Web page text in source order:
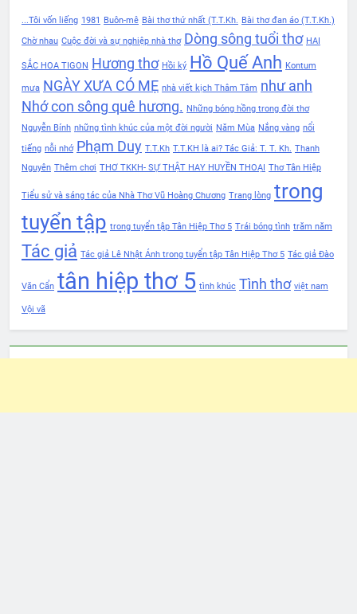
...Tôi vốn liếng 1981 Buôn-mê Bài thơ thứ nhất (T.T.Kh. Bài thơ đan áo (T.T.Kh.)
Chờ nhau Cuộc đời và sự nghiệp nhà thơ Dòng sông tuổi thơ HAI
SẮC HOA TIGON Hương thơ Hồi ký Hồ Quế Anh Kontum
mưa NGÀY XƯA CÓ MẸ nhà viết kịch Thâm Tâm như anh
Nhớ con sông quê hương. Những bóng hồng trong đời thơ
Nguyễn Bính những tình khúc của một đời người Năm Mùa Nắng vàng nổi
tiếng nỗi nhớ Phạm Duy T.T.Kh T.T.KH là ai? Tác Giả: T. T. Kh. Thanh
Nguyên Thêm chơi THƠ TKKH- SỰ THẬT HAY HUYỀN THOẠI Thơ Tân Hiệp
Tiểu sử và sáng tác của Nhà Thơ Vũ Hoàng Chương Trang lòng trong
tuyển tập trong tuyển tập Tân Hiệp Thơ 5 Trái bóng tình trăm năm
Tác giả Tác giả Lê Nhật Ánh trong tuyển tập Tân Hiệp Thơ 5 Tác giả Đào
Văn Cẩn tân hiệp thơ 5 tình khúc Tình thơ việt nam
Vội vã